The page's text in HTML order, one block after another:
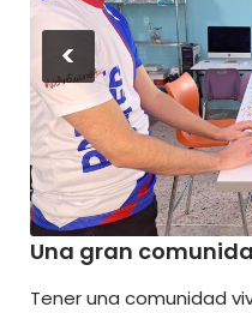
<
Una gran
Tener una comunidad